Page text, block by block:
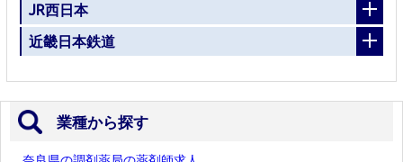
JR西日本
近畿日本鉄道
業種から探す